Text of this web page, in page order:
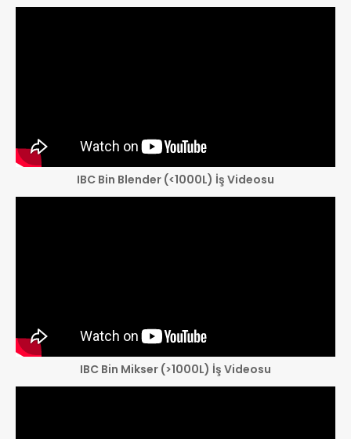
IBC Bin Blender (<1000L) İş Videosu
IBC Bin Mikser (>1000L) İş Videosu